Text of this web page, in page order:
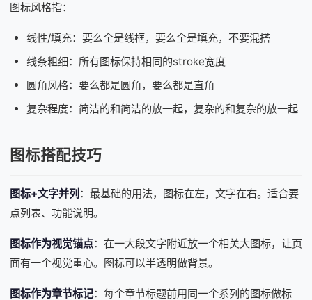
图标风格指：
线性/填充：要么全是线框，要么全是填充，不要混搭
线条粗细：所有图标保持相同的stroke宽度
圆角风格：要么都是圆角，要么都是直角
复杂程度：简洁的和简洁的放一起，复杂的和复杂的放一起
图标搭配技巧
图标+文字并列 ：最基础的用法，图标在左，文字在右。适合要
点列表、功能说明。
图标作为视觉锚点：在一大段文字附近放一个相关大图标，让页
面有一个视觉重心。图标可以半透明做背景。
图标作为章节标记：每个章节标题前用同一个系列的图标做标